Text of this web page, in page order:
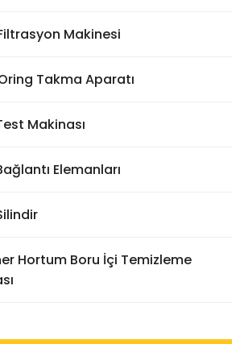
Makinesi
Takma Aparatı
Makinası
Elemanları
Hortum Boru İçi Temizleme